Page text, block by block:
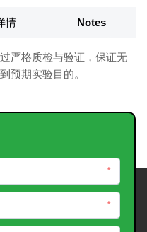
情 Notes
严格质检与验证，保证无
预期实验目的。
*
*